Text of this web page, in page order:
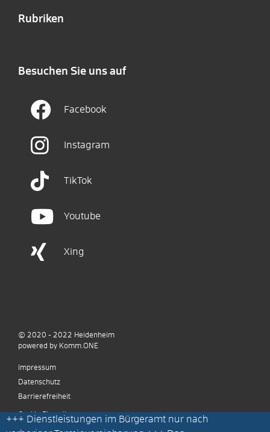
Rubriken
Besuchen Sie uns auf
Facebook
Instagram
TikTok
Youtube
Xing
+++ Dienstleistungen im Bürgeramt nur nach
© 2020 - 2022 Heidenheim
powered by Komm.ONE
Impressum
Datenschutz
Barrierefreiheit
Cookie Einstellungen